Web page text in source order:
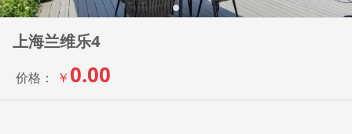
上海兰维乐4
价格： ￥ 0.00